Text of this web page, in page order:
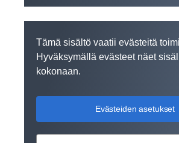
Tämä sisältö vaatii evästeitä
Hyväksymällä evästeet näet
kokonaan.
Evästeiden asetukset